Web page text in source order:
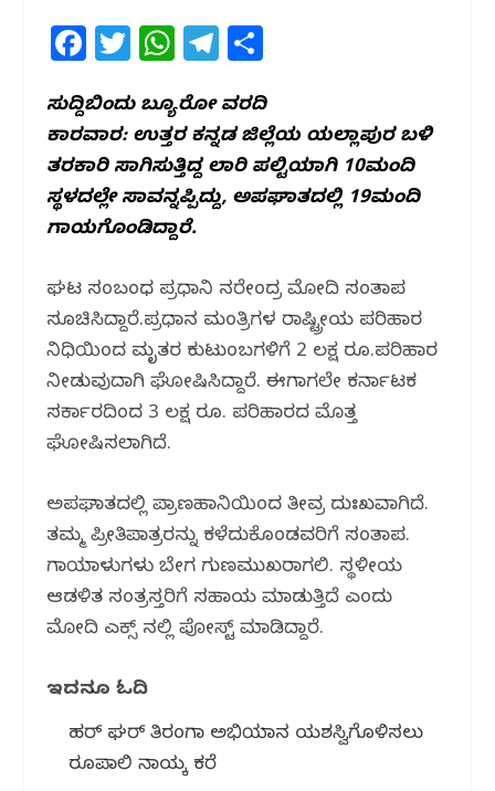
F
c
e
b
o
k
T
itt
e
r
W
at
s
A
p
p
T
e
g
ra
m
ar
e
ಸುದ್ದಿಬಿಂದು ಬ್ಯೂರೋ ವರದಿ
ಕಾರವಾರ: ಉತ್ತರ ಕನ್ನಡ ಜಿಲ್ಲೆಯ ಯಲ್ಲಾಪುರ ಬಳಿ
ತರಕಾರಿ ಸಾಗಿಸುತ್ತಿದ್ದ ಲಾರಿ ಪಲ್ಟಿಯಾಗಿ 10ಮಂದಿ
ಸ್ಥಳದಲ್ಲೇ ಸಾವನ್ನಪ್ಪಿದ್ದು, ಅಪಘಾತದಲ್ಲಿ 19ಮಂದಿ
ಗಾಯಗೊಂಡಿದ್ದಾರೆ.
ಘಟನೆ ಸಂಬಂಧ ಪ್ರಧಾನಿ ನರೇಂದ್ರ ಮೋದಿ ಸಂತಾಪ
ಸೂಚಿಸಿದ್ದಾರೆ.ಪ್ರಧಾನ ಮಂತ್ರಿಗಳ ರಾಷ್ಟ್ರೀಯ ಪರಿಹಾರ
ನಿಧಿಯಿಂದ ಮೃತರ ಕುಟುಂಬಗಳಿಗೆ 2 ಲಕ್ಷ ರೂ.ಪರಿಹಾರ
ನೀಡುವುದಾಗಿ ಘೋಷಿಸಿದ್ದಾರೆ. ಈಗಾಗಲೇ ಕರ್ನಾಟಕ
ಸರ್ಕಾರದಿಂದ 3 ಲಕ್ಷ ರೂ. ಪರಿಹಾರದ ಮೊತ್ತ
ಘೋಷಿಸಲಾಗಿದೆ.
ಅಪಘಾತದಲ್ಲಿ ಪ್ರಾಣಹಾನಿಯಿಂದ ತೀವ್ರ ದುಃಖವಾಗಿದೆ.
ತಮ್ಮ ಪ್ರೀತಿಪಾತ್ರರನ್ನು ಕಳೆದುಕೊಂಡವರಿಗೆ ಸಂತಾಪ.
ಗಾಯಾಳುಗಳು ಬೇಗ ಗುಣಮುಖರಾಗಲಿ. ಸ್ಥಳೀಯ
ಆಡಳಿತ ಸಂತ್ರಸ್ತರಿಗೆ ಸಹಾಯ ಮಾಡುತ್ತಿದೆ ಎಂದು
ಮೋದಿ ಎಕ್ಸ್ ನಲ್ಲಿ ಪೋಸ್ಟ್ ಮಾಡಿದ್ದಾರೆ.
ಇದನ್ನೂ ಓದಿ
ಹರ್ ಘರ್ ತಿರಂಗಾ ಅಭಿಯಾನ ಯಶಸ್ವಿಗೊಳಿಸಲು
ರೂಪಾಲಿ ನಾಯ್ಕ ಕರೆ